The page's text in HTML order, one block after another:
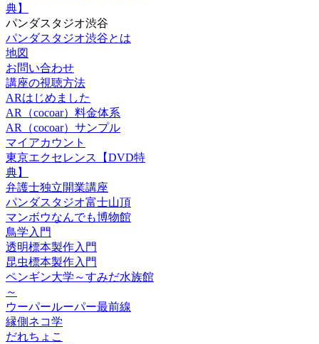
典】
パンダスタジオ渋谷
パンダスタジオ渋谷とは
地図
お問い合わせ
講座の視聴方法
ARはじめました
AR（cocoar）料金体系
AR（cocoar）サンプル
マイアカウント
東京エクセレンス【DVD特
典】
弁護士独立開業講座
パンダスタジオ富士山頂
マンボウなんでも博物館
鳥学入門
透明標本製作入門
昆虫標本製作入門
ペンギン大学～すみだ水族館
～
ウーパールーパー最前線
縁側ネコ学
だれちょこ